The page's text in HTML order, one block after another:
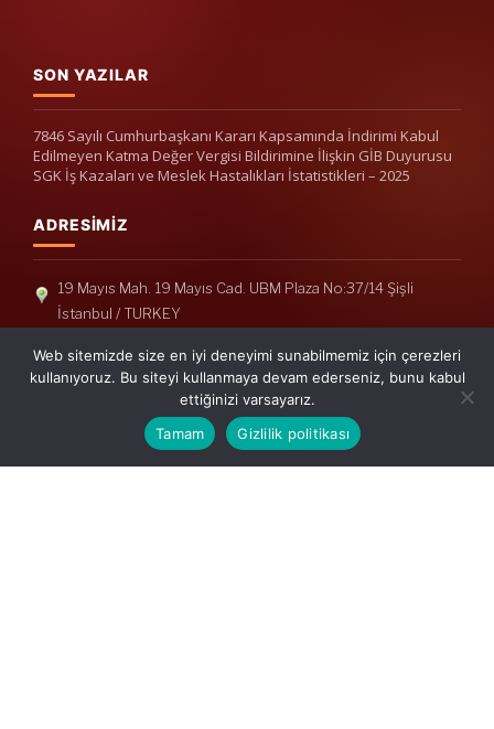
SON YAZILAR
7846 Sayılı Cumhurbaşkanı Kararı Kapsamında İndirimi Kabul
Edilmeyen Katma Değer Vergisi Bildirimine İlişkin GİB Duyurusu
SGK İş Kazaları ve Meslek Hastalıkları İstatistikleri – 2025
ADRESIMIZ
19 Mayıs Mah. 19 Mayıs Cad. UBM Plaza No:37/14 Şişli
İstanbul / TURKEY
Telefon: +90(212) 240 33 39
Telefon: +90(212) 248 19 36
info@erisymm.com
Web sitemizde size en iyi deneyimi sunabilmemiz için çerezleri
kullanıyoruz. Bu siteyi kullanmaya devam ederseniz, bunu kabul
ettiğinizi varsayarız.
Tamam
Gizlilik politikası